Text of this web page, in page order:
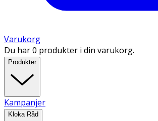
Varukorg
Du har 0 produkter i din varukorg.
Produkter
Kampanjer
Kloka Råd